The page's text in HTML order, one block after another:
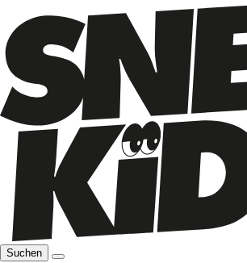
Suchen